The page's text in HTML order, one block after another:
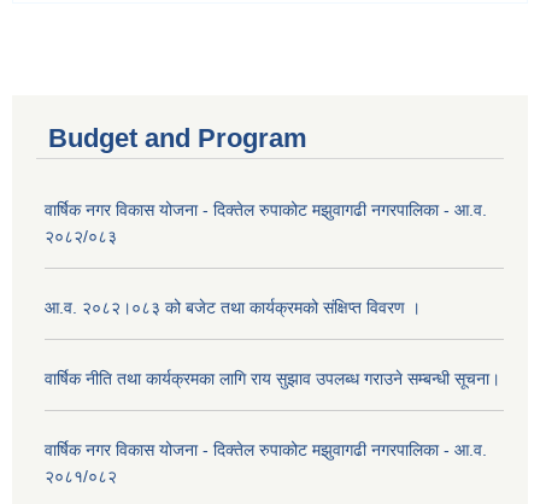
Budget and Program
वार्षिक नगर विकास योजना - दिक्तेल रुपाकोट मझुवागढी नगरपालिका - आ.व.
२०८२/०८३
आ.व. २०८२।०८३ को बजेट तथा कार्यक्रमको संक्षिप्त विवरण ।
वार्षिक नीति तथा कार्यक्रमका लागि राय सुझाव उपलब्ध गराउने सम्बन्धी सूचना।
वार्षिक नगर विकास योजना - दिक्तेल रुपाकोट मझुवागढी नगरपालिका - आ.व.
२०८१/०८२